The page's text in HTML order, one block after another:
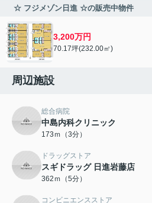
☆ フジメゾン日進 ☆の販売中物件
3,200万円
70.17坪(232.00㎡)
周辺施設
総合病院
中島内科クリニック
173ｍ（3分）
ドラッグストア
スギドラッグ 日進岩藤店
362ｍ（5分）
コンビニエンスストア